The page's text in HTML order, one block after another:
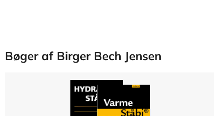
Bøger af Birger Bech Jensen